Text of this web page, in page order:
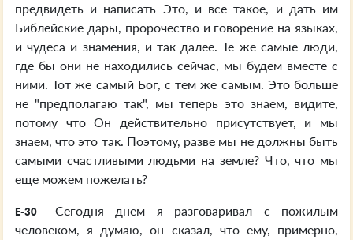
предвидеть и написать Это, и все такое, и дать им
Библейские дары, пророчество и говорение на языках,
и чудеса и знамения, и так далее. Те же самые люди,
где бы они не находились сейчас, мы будем вместе с
ними. Тот же самый Бог, с тем же самым. Это больше
не "предполагаю так", мы теперь это знаем, видите,
потому что Он действительно присутствует, и мы
знаем, что это так. Поэтому, разве мы не должны быть
самыми счастливыми людьми на земле? Что, что мы
еще можем пожелать?
E-30
Сегодня днем я разговаривал с пожилым
человеком, я думаю, он сказал, что ему, примерно,